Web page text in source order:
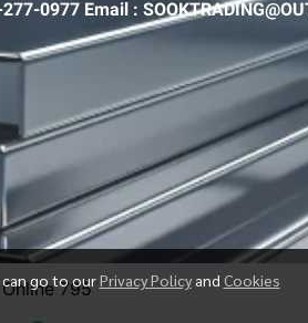
go to ourPrivacy Policy and Cookies
0977 Email :
Online795